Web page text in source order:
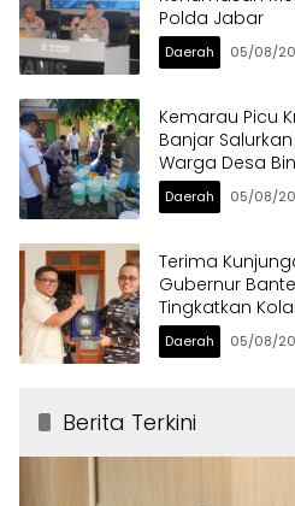
Polda Jabar
Daerah 05/08/
Kemarau Picu
Banjar
Warga Desa
Daerah 05/08/
Terima
Gubernur
Tingkatkan
Daerah 05/08/
Berita Terkini